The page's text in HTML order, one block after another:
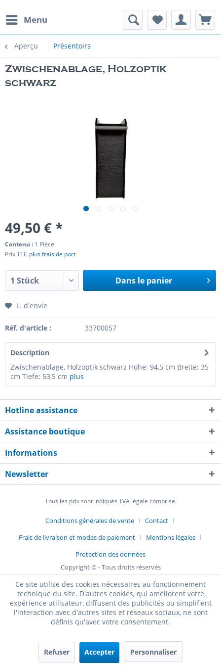
Menu
Aperçu Présentoirs
Zwischenablage, Holzoptik
schwarz
49,50 € *
Contenu : 1 Pièce
Prix TTC plus frais de port
Dans le panier
L. d'envie
Réf. d'article : 33700057
Description
Zwischenablage, Holzoptik schwarz Höhe: 94,5 cm Breite: 35
cm Tiefe: 53,5 cm plus
Hotline assistance
Assistance boutique
Informations
Newsletter
Tous les prix sont indiqués TVA légale comprise.
Conditions générales de vente
Contact
Frais de livraison et modes de paiement
Mentions légales
Protection des données
Copyright © - Tous droits réservés
Ce site utilise des cookies nécessaires au fonctionnement
technique du site. D'autres cookies, qui améliorent votre
expérience utilisateur, diffusent des publicités ou simplifient
l'interaction avec d'autres sites et réseaux sociaux, ne sont
définis qu'avec votre consentement.
Refuser Accepter Personnaliser